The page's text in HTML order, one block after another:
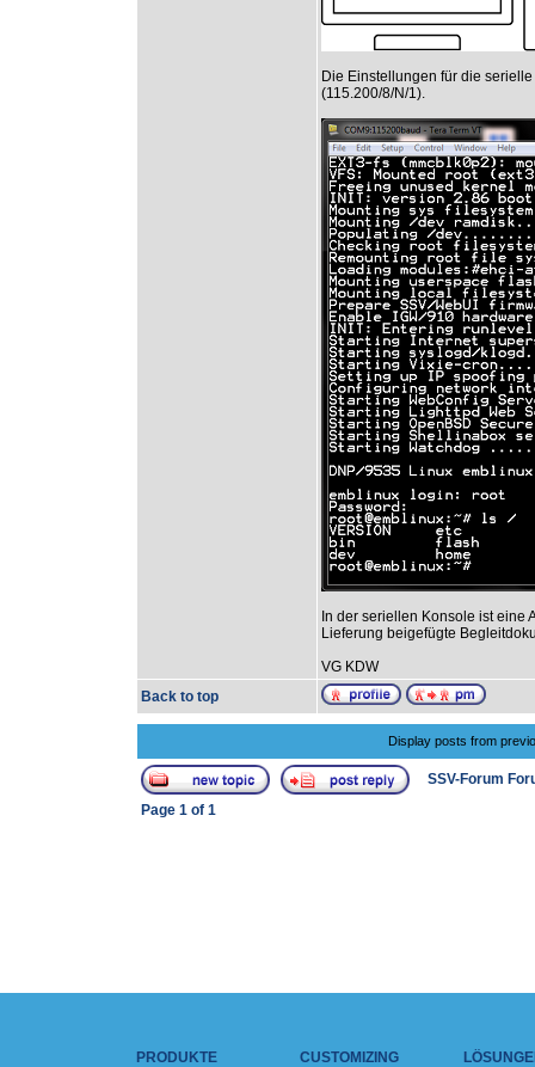
Die Einstellungen für die
(115.200/8/N/1).
In der seriellen Konsole ist eine
Lieferung beigefügte
VG KDW
Back to top
Display posts from
SSV-Forum
Page 1 of 1
PRODUKTE
CUSTOMIZING